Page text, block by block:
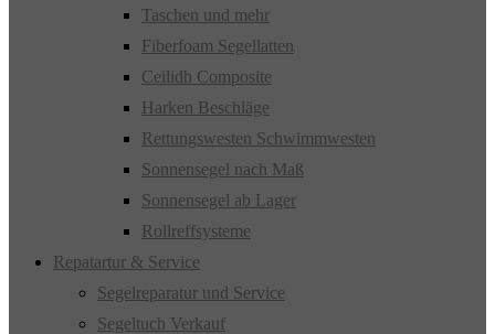
Taschen und mehr
Fiberfoam Segellatten
Ceilidh Composite
Harken Beschläge
Rettungswesten Schwimmwesten
Sonnensegel nach Maß
Sonnensegel ab Lager
Rollreffsysteme
Repatartur & Service
Segelreparatur und Service
Segeltuch Verkauf